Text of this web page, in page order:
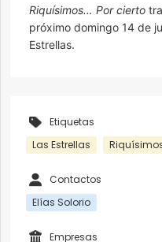
Riquísimos… Por cierto
próximo domingo 14 de
Estrellas.
Etiquetas
Las Estrellas
Contactos
Elías Solorio
Empresas